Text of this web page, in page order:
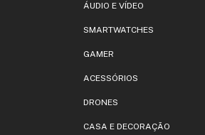
ÁUDIO E VÍDEO
SMARTWATCHES
GAMER
ACESSÓRIOS
DRONES
CASA E DECORAÇÃO